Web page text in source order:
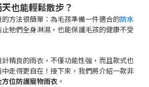
也能輕鬆散步？
方法很簡單：為毛孩準備一件適合的防水
止牠們全身淋濕，也能保護毛孩的健康不受
精良的雨衣，不僅功能性強，而且款式也
走得更自在！接下來，我們將介紹一款非
方位防護寵物雨衣 。